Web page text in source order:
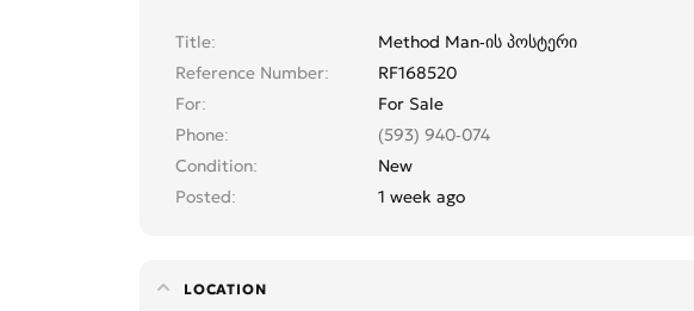
Title
Method Man-ის პოსტერი
Reference Number
RF168520
For
For Sale
Phone
(593) 940-074
Condition
New
Posted
1 week ago
LOCATION